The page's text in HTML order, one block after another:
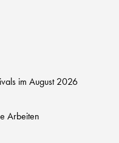
im August 2026
Arbeiten